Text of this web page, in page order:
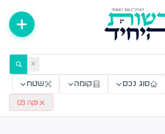
— רשות היחיד ✕
סוג נכס קומה שטח
נקה (2
)